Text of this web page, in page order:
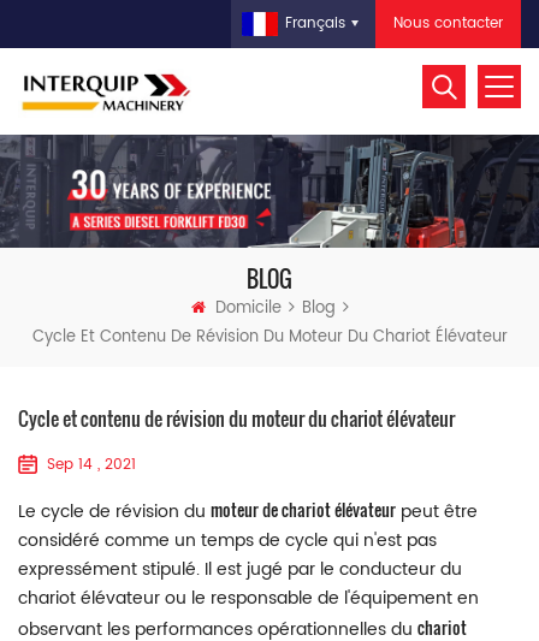
Nous contacter
Français
BLOG
Domicile
Blog
Cycle Et Contenu De Révision Du Moteur Du Chariot Élévateur
Cycle et contenu de révision du moteur du chariot élévateur
Sep 14 , 2021
Le cycle de révision du moteur de chariot élévateur peut être
considéré comme un temps de cycle qui n'est pas
expressément stipulé. Il est jugé par le conducteur du
chariot élévateur ou le responsable de l'équipement en
observant les performances opérationnelles du chariot